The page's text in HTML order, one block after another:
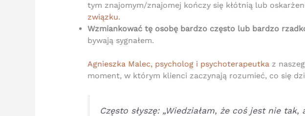
tym znajomym/znajomej kończy się kłótnią lub
związku.
Wzmiankować tę osobę bardzo często lub bardzo
bywają sygnałem.
Agnieszka Malec, psycholog i psychoterapeutkaz
moment, w którym klienci zaczynają rozumieć, co się
Często słyszę: „Wiedziałam, że coś jest nie tak,